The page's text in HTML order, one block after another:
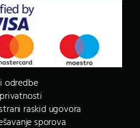
odredbe
raskid ugovora
sporova